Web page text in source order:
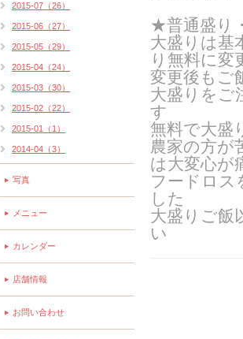
★普通盛り
大盛りは基
り無料に変
変更後もご
大盛りをご
す
無料で大盛
農家の方が
は大変心が
フードロス
した
大盛りご飯
い
2015-07（26）
2015-06（27）
2015-05（29）
2015-04（24）
2015-03（30）
2015-02（22）
2015-01（1）
2014-04（3）
写真
メニュー
カレンダー
店舗情報
お問い合わせ